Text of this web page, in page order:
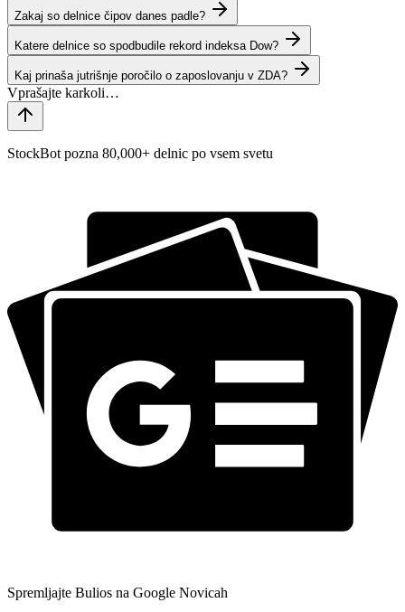
Zakaj so delnice čipov danes padle?
Katere delnice so spodbudile rekord indeksa Dow?
Kaj prinaša jutrišnje poročilo o zaposlovanju v ZDA?
StockBot pozna 80,000+ delnic po vsem svetu
Spremljajte Bulios na Google Novicah